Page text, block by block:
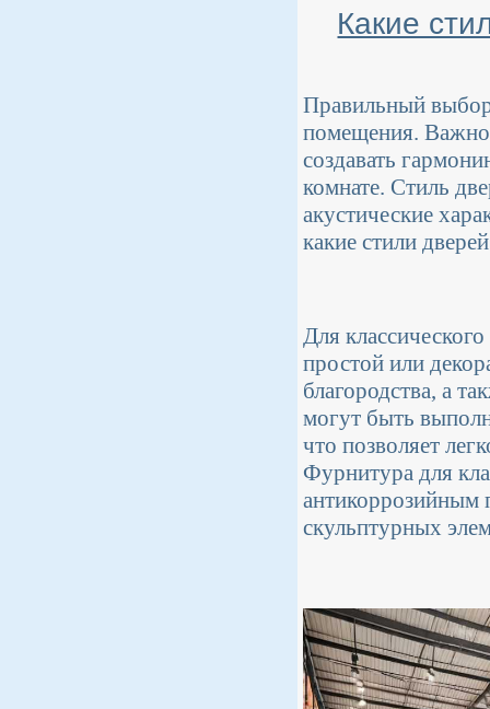
Какие
Правильный
помещения. Важно
создавать
комнате. Стиль
акустические
какие стили
Для
простой или
благородства, а
могут быть
что позволяет
Фурнитура для
антикоррозийным
скульптурных